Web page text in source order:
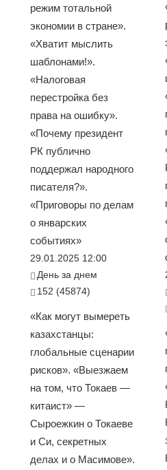
режим тотальной
экономии в стране».
«Хватит мыслить
шаблонами!».
«Налоговая
перестройка без
права на ошибку».
«Почему президент
РК публично
поддержал народного
писателя?».
«Приговоры по делам
о январских
событиях»
29.01.2025 12:00
День за днем
152 (45874)
«Как могут вымереть
казахстанцы:
глобальные сценарии
рисков». «Выезжаем
на том, что Токаев —
китаист» —
Сыроежкин о Токаеве
и Си, секретных
делах и о Масимове».